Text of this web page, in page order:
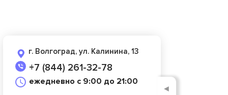
г. Волгоград, ул. Калинина, 13
+7 (844) 261-32-78
ежедневно с 9:00 до 21:00
◄